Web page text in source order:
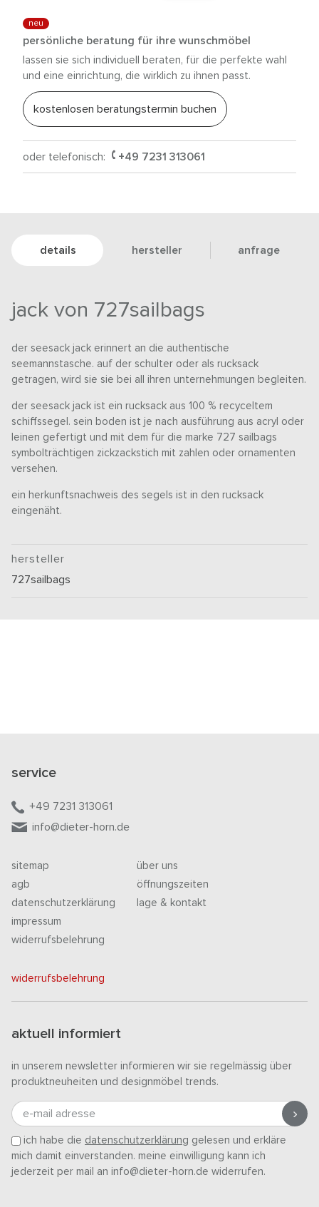
neu
persönliche beratung für ihre wunschmöbel
lassen sie sich individuell beraten, für die perfekte wahl
und eine einrichtung, die wirklich zu ihnen passt.
kostenlosen beratungstermin buchen
oder telefonisch: +49 7231 313061
details hersteller anfrage
jack von 727sailbags
der seesack jack erinnert an die authentische
seemannstasche. auf der schulter oder als rucksack
getragen, wird sie sie bei all ihren unternehmungen begleiten.
der seesack jack ist ein rucksack aus 100 % recyceltem
schiffssegel. sein boden ist je nach ausführung aus acryl oder
leinen gefertigt und mit dem für die marke 727 sailbags
symbolträchtigen zickzackstich mit zahlen oder ornamenten
versehen.
​ein herkunftsnachweis des segels ist in den rucksack
eingenäht.
hersteller
727sailbags
service
+49 7231 313061
info@dieter-horn.de
sitemap
agb
datenschutzerklärung
impressum
widerrufsbelehrung
über uns
öffnungszeiten
lage & kontakt
widerrufsbelehrung
aktuell informiert
in unserem newsletter informieren wir sie regelmässig über
produktneuheiten und designmöbel trends.
e-mail adresse
ich habe die datenschutzerklärung gelesen und erkläre
mich damit einverstanden. meine einwilligung kann ich
jederzeit per mail an info@dieter-horn.de widerrufen.